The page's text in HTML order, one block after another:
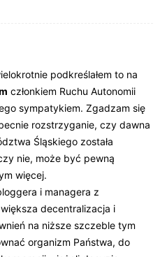
podkreślałem to na
członkiem Ruchu Autonomii
sympatykiem. Zgadzam się
rozstrzyganie, czy dawna
Śląskiego została
nie, może być pewną
więcej.
i managera z
decentralizacja i
na niższe szczeble tym
organizm Państwa, do